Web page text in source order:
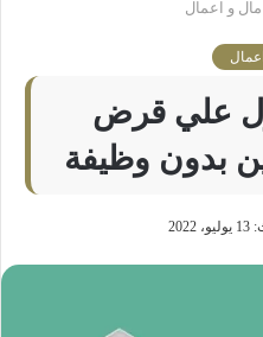
مال و اعمال
علي قرض
بدون وظيفة